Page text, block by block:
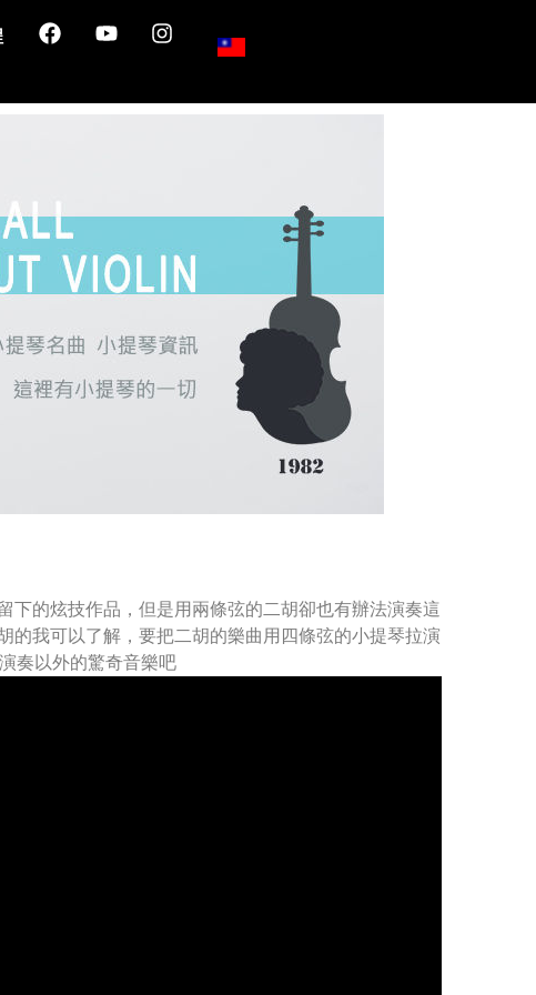
下的炫技作品，但是用兩條弦的二胡卻也有辦法演奏這
的我可以了解，要把二胡的樂曲用四條弦的小提琴拉演
奏以外的驚奇音樂吧